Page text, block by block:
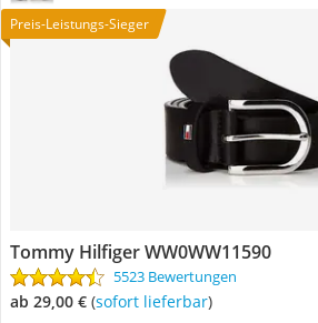
Preis-Leistungs-Sieger
Tommy Hilfiger WW0WW11590
5523 Bewertungen
ab 29,00 € ( Sofort lieferbar)